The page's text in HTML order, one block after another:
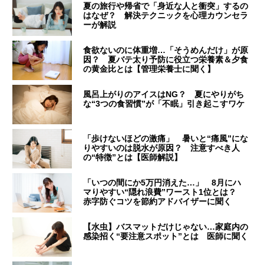
夏の旅行や帰省で「身近な人と衝突」するの
はなぜ？ 解決テクニックを心理カウンセラ
ーが解説
食欲ないのに体重増…「そうめんだけ」が原
因？ 夏バテ太り予防に役立つ栄養素＆夕食
の黄金比とは【管理栄養士に聞く】
風呂上がりのアイスはNG？ 夏にやりがち
な“3つの食習慣”が「不眠」引き起こすワケ
「歩けないほどの激痛」 暑いと“痛風”にな
りやすいのは脱水が原因？ 注意すべき人
の“特徴”とは【医師解説】
「いつの間にか5万円消えた…」 8月にハ
マりやすい“隠れ浪費”ワースト1位とは？
赤字防ぐコツを節約アドバイザーに聞く
【水虫】バスマットだけじゃない…家庭内の
感染招く“要注意スポット”とは 医師に聞く